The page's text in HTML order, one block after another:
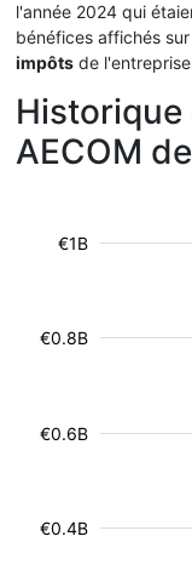
l'année 2024 qui
bénéfices affichés
impôts de
AECOM
€0.4B
€0.6B
€0.8B
€1B